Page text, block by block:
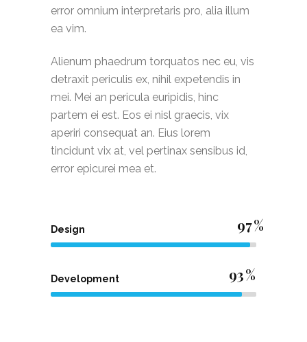
error omnium interpretaris pro, alia illum
ea vim.
Alienum phaedrum torquatos nec eu, vis
detraxit periculis ex, nihil expetendis in
mei. Mei an pericula euripidis, hinc
partem ei est. Eos ei nisl graecis, vix
aperiri consequat an. Eius lorem
tincidunt vix at, vel pertinax sensibus id,
error epicurei mea et.
Design 97
Development 93